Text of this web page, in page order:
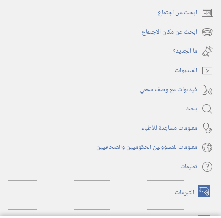
ابحث عن اجتماع (يفتح
نافذة ابحث عن مكان الاجتماع (يفتح
نافذة
جديدة)
ما الجديد؟‏
الفيديوات
فيديوات مع وصف سمعي
بحث
معلومات مساعِدة للأطباء
معلومات للمسؤولين الحكوميين والصحافيين
تعليمات
التبرعات (يفتح
نافذة